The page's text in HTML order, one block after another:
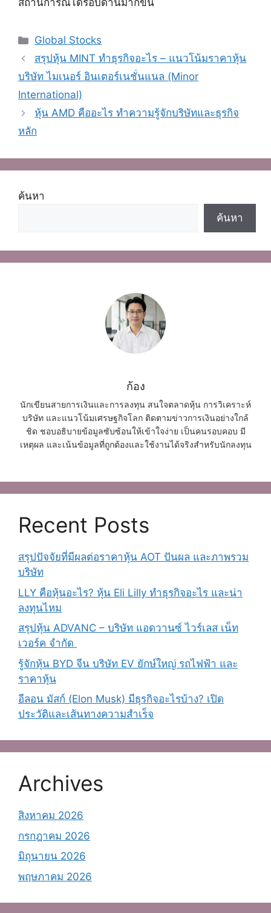
สถานการณ์ได้รอบด้านมากขึ้น
Categories
Global Stocks
สรุปหุ้น MINT ทําธุรกิจอะไร – แนวโน้มราคาหุ้น
บริษัท ไมเนอร์ อินเตอร์เนชั่นแนล (Minor
International)
หุ้น AMD คืออะไร ทำความรู้จักบริษัทและธุรกิจ
หลัก
ค้นหา
ค้นหา
ก้อง
นักเขียนสายการเงินและการลงทุน สนใจตลาดหุ้น การวิเคราะห์
บริษัท และแนวโน้มเศรษฐกิจโลก ติดตามข่าวการเงินอย่างใกล้
ชิด ชอบอธิบายข้อมูลซับซ้อนให้เข้าใจง่าย เป็นคนรอบคอบ มี
เหตุผล และเน้นข้อมูลที่ถูกต้องและใช้งานได้จริงสำหรับนักลงทุน
Recent Posts
สรุปปัจจัยที่มีผลต่อราคาหุ้น AOT ปันผล และภาพรวม
บริษัท
LLY คือหุ้นอะไร? หุ้น Eli Lilly ทำธุรกิจอะไร และน่า
ลงทุนไหม
สรุปหุ้น ADVANC – บริษัท แอดวานซ์ ไวร์เลส เน็ท
เวอร์ค จํากัด
รู้จักหุ้น BYD จีน บริษัท EV ยักษ์ใหญ่ รถไฟฟ้า และ
ราคาหุ้น
อีลอน มัสก์ (Elon Musk) มีธุรกิจอะไรบ้าง? เปิด
ประวัติและเส้นทางความสำเร็จ
Archives
สิงหาคม 2026
กรกฎาคม 2026
มิถุนายน 2026
พฤษภาคม 2026